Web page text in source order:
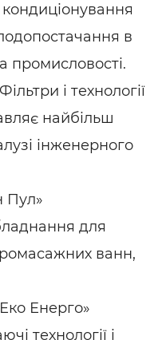
в
промисловості.
і технології
найбільш
інженерного
Пул»
для
ванн,
Енерго»
технології і